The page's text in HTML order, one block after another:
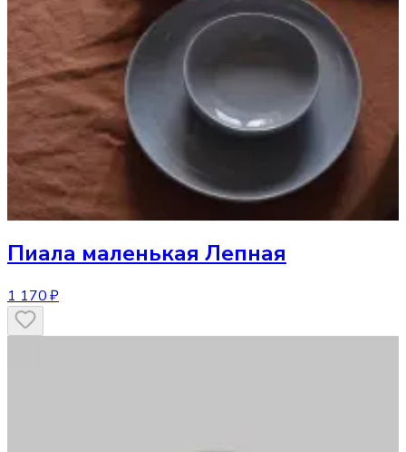
Пиала маленькая Лепная
1 170 ₽